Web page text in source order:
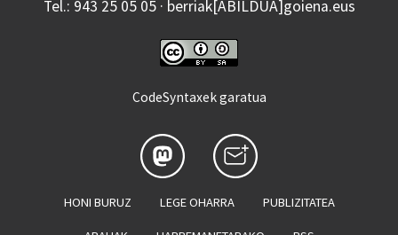
Tel.: 943 25 05 05 · berriak[ABILDUA]goiena.eus
CodeSyntaxek garatua
HONI BURUZ LEGE OHARRA PUBLIZITATEA